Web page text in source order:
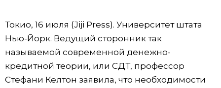
Фото/Видео
Разделы
Люди
Популярные статьи
Токио, 16 июля (Jiji Press). Университет штата
Нью-Йорк. Ведущий сторонник так
называемой современной денежно-
кредитной теории, или СДТ, профессор
Стефани Келтон заявила, что необходимости